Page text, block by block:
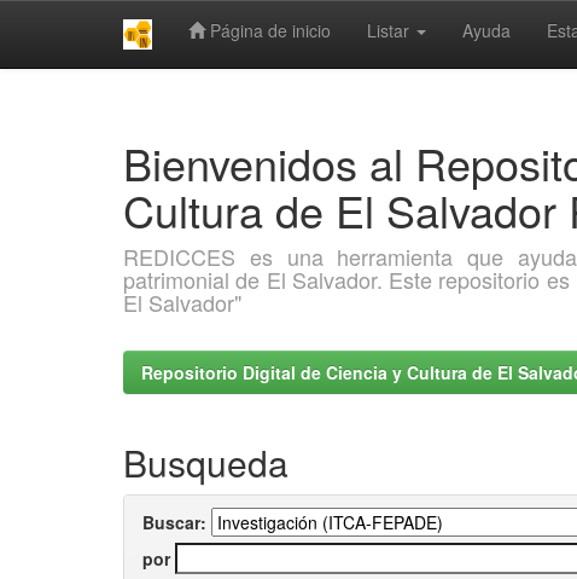
Página de inicio Listar Ayuda
Bienvenidos al
Cultura de El Salvador
REDICCES es una herramienta que
patrimonial de El Salvador. Este repositorio
El Salvador"
Repositorio Digital de Ciencia y Cultura de El
Busqueda
Buscar:
por